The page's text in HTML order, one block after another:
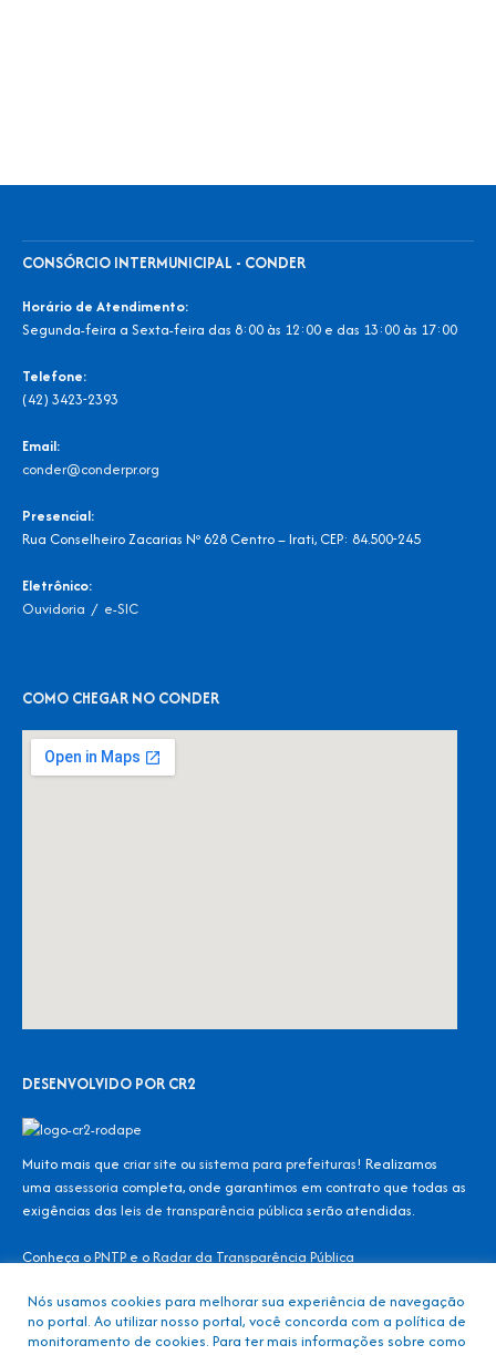
CONSÓRCIO INTERMUNICIPAL - CONDER
Horário de Atendimento:
Segunda-feira a Sexta-feira das 8:00 às 12:00 e das 13:00 às 17:00
Telefone:
(42) 3423-2393
Email:
conder@conderpr.org
Presencial:
Rua Conselheiro Zacarias Nº 628 Centro – Irati, CEP: 84.500-245
Eletrônico:
Ouvidoria / e-SIC
COMO CHEGAR NO CONDER
DESENVOLVIDO POR CR2
Muito mais que criar site ou sistema para prefeituras! Realizamos
uma assessoria completa, onde garantimos em contrato que todas as
exigências das leis de transparência pública serão atendidas.
Conheça oPNTPe oRadar da Transparência Pública
Todos os direitos reservados ao Consórcio Intermunicipal – CONDER
Nós usamos cookies para melhorar sua experiência de navegação
no portal. Ao utilizar nosso portal, você concorda com a política de
monitoramento de cookies. Para ter mais informações sobre como